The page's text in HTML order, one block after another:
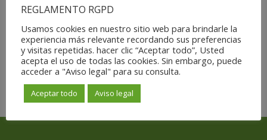
(C/Valero Ripol 15 50.018 Zaragoza) o fax: 976-
730608 la siguiente documentación: impreso de
inscripción formalizado, fotocopia del DNI y
resguardo de ingreso bancario ANTES DEL 25 DE
JUNIO.
REGLAMENTO RGPD
Usamos cookies en nuestro sitio web para brindarle la
experiencia más relevante recordando sus preferencias
y visitas repetidas. hacer clic “Aceptar todo”, Usted
acepta el uso de todas las cookies. Sin embargo, puede
acceder a "Aviso legal" para su consulta.
Aceptar todo Aviso legal